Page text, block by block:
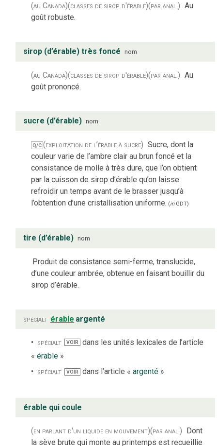
(au Canada)(classes de sirop d'érable)(par anal.) Au
goût robuste.
sirop (d’érable) très foncé nom
(au Canada)(classes de sirop d'érable)(par anal.) Au
goût prononcé.
sucre (d’érable) nom
Q/C (exploitation de l’érable à sucre) Sucre, dont la
couleur varie de l’ambre clair au brun foncé et la
consistance de molle à très dure, que l’on obtient
par la cuisson de sirop d’érable qu’on laisse
refroidir un temps avant de le brasser jusqu’à
l’obtention d’une cristallisation uniforme. (inGDT)
tire (d’érable) nom
Produit de consistance semi-ferme, translucide,
d’une couleur ambrée, obtenue en faisant bouillir du
sirop d’érable.
spécialt érable argenté
spécialt VOIR
dans les unités lexicales de l’article
« érable »
spécialt
VOIR dans l’article « argenté»
érable qui coule
(en parlant d'un liquide en mouvement)(par anal.)
Dont
la sève brute qui monte au printemps est recueillie